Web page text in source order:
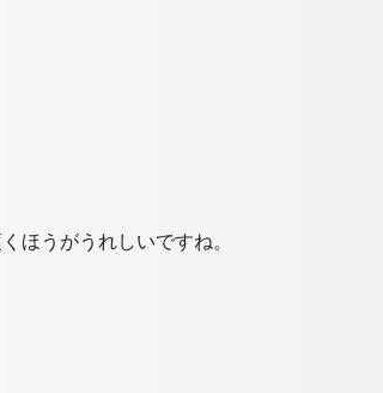
ほうがうれしいですね。